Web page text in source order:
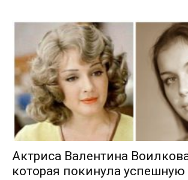
Актриса Валентина
которая покинула успешную